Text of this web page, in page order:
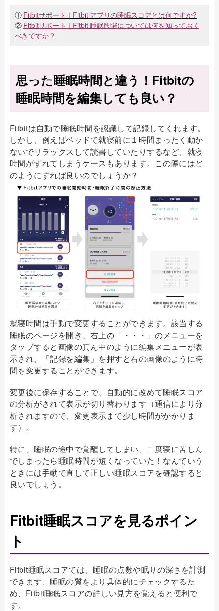
① Fitbitサポート｜Fitbit アプリの睡眠スコアとは何ですか?
② Fitbitサポート｜Fitbit 睡眠段階については何を知っておく
べきですか？
思った睡眠時間と違う！Fitbitの
睡眠時間を編集しても良い？
Fitbitは自動で睡眠時間を認識して記録してくれます。
しかし、例えばベッドで就寝前に１時間まったく動か
ないでリラックスして読書していたりするなど、就寝
時間がずれてしまうケースもあります。この際にはど
のようにすれば良いのでしょうか？
就寝時間は手動で変更することができます。該当する
睡眠のページを開き、右上の「・・・」のメニューを
タップすると画像の真ん中のように編集メニューが表
示され、「記録を編集」を押すと右の画像のように時
間を変更することができます。
変更後に保存することで、自動的に改めて睡眠スコア
の分析がされて表示が切り替わります（通信により分
析されますので、変更表示まで少し時間がかかりま
す）。
特に、睡眠の途中で覚醒してしまい、二度寝に苦しん
でしまったら睡眠時間が短くなっていた！なんていう
ときには手動で直して正しい睡眠スコアを確認すると
良いでしょう。
Fitbit睡眠スコアを見るポイン
ト
Fitbit睡眠スコアでは、睡眠の点数や眠りの深さを計測
できます。睡眠の質をより具体的にチェックするた
め、Fitbit睡眠スコアの詳しい見方を覚えると便利で
す。